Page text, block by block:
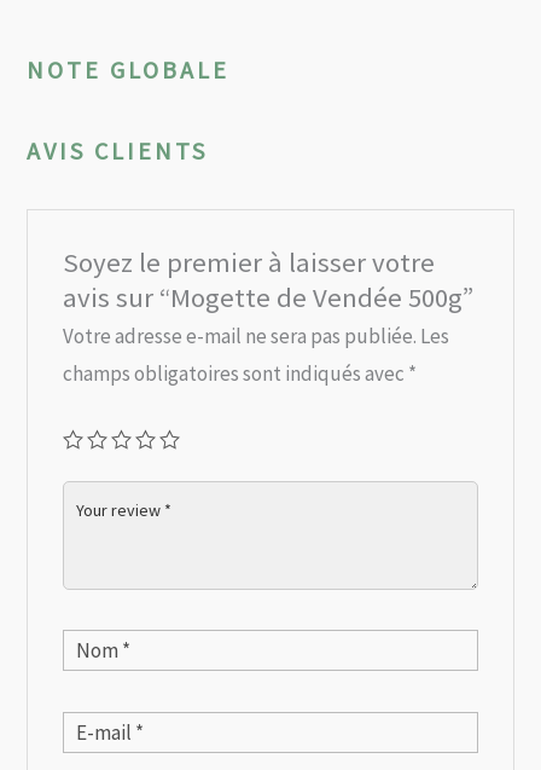
NOTE GLOBALE
AVIS CLIENTS
Soyez le premier à laisser votre
avis sur “Mogette de Vendée 500g”
Votre adresse e-mail ne sera pas publiée. Les
champs obligatoires sont indiqués avec *